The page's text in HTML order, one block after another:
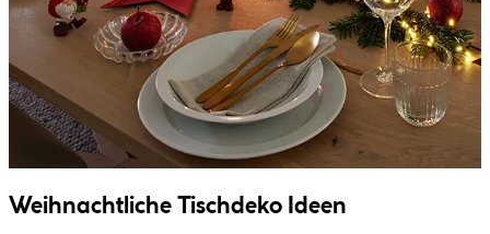
Weihnachtliche Tischdeko Ideen